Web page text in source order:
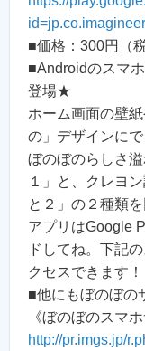
■価格：300円（税
■Androidのスマ
登場★
ホーム画面の壁
の」デザインにで
ぼのぼのらしさ
１」と、クレヨ
と２」の２種類
アプリはGoogle
ドしてね。下記
クセスできます！
■他にもぼのぼの
《ぼのぼのスマ
http://pr.imgs.jp/